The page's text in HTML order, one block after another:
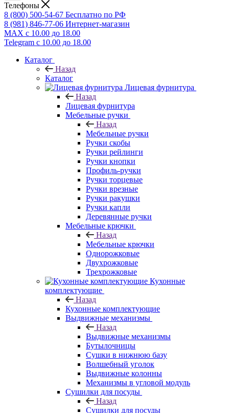
Телефоны
8 (800) 500-54-67 Бесплатно по РФ
8 (981) 846-77-06 Интернет-магазин
MAX с 10.00 до 18.00
Telegram с 10.00 до 18.00
Каталог
Назад
Каталог
Лицевая фурнитура
Назад
Лицевая фурнитура
Мебельные ручки
Назад
Мебельные ручки
Ручки скобы
Ручки рейлинги
Ручки кнопки
Профиль-ручки
Ручки торцевые
Ручки врезные
Ручки ракушки
Ручки капли
Деревянные ручки
Мебельные крючки
Назад
Мебельные крючки
Однорожковые
Двухрожковые
Трехрожковые
Кухонные
комплектующие
Назад
Кухонные комплектующие
Выдвижные механизмы
Назад
Выдвижные механизмы
Бутылочницы
Сушки в нижнюю базу
Волшебный уголок
Выдвижные колонны
Механизмы в угловой модуль
Сушилки для посуды
Назад
Сушилки для посуды